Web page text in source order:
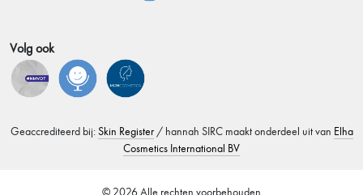
Volg ook
Geaccrediteerd bij:Skin Register/ hannah SIRC maakt onderdeel uit van Elha
Cosmetics International BV
© 2026 Alle rechten voorbehouden